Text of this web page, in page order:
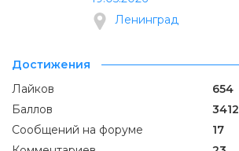
Ленинград
Достижения
Лайков
654
Баллов
3412
Сообщений на форуме
17